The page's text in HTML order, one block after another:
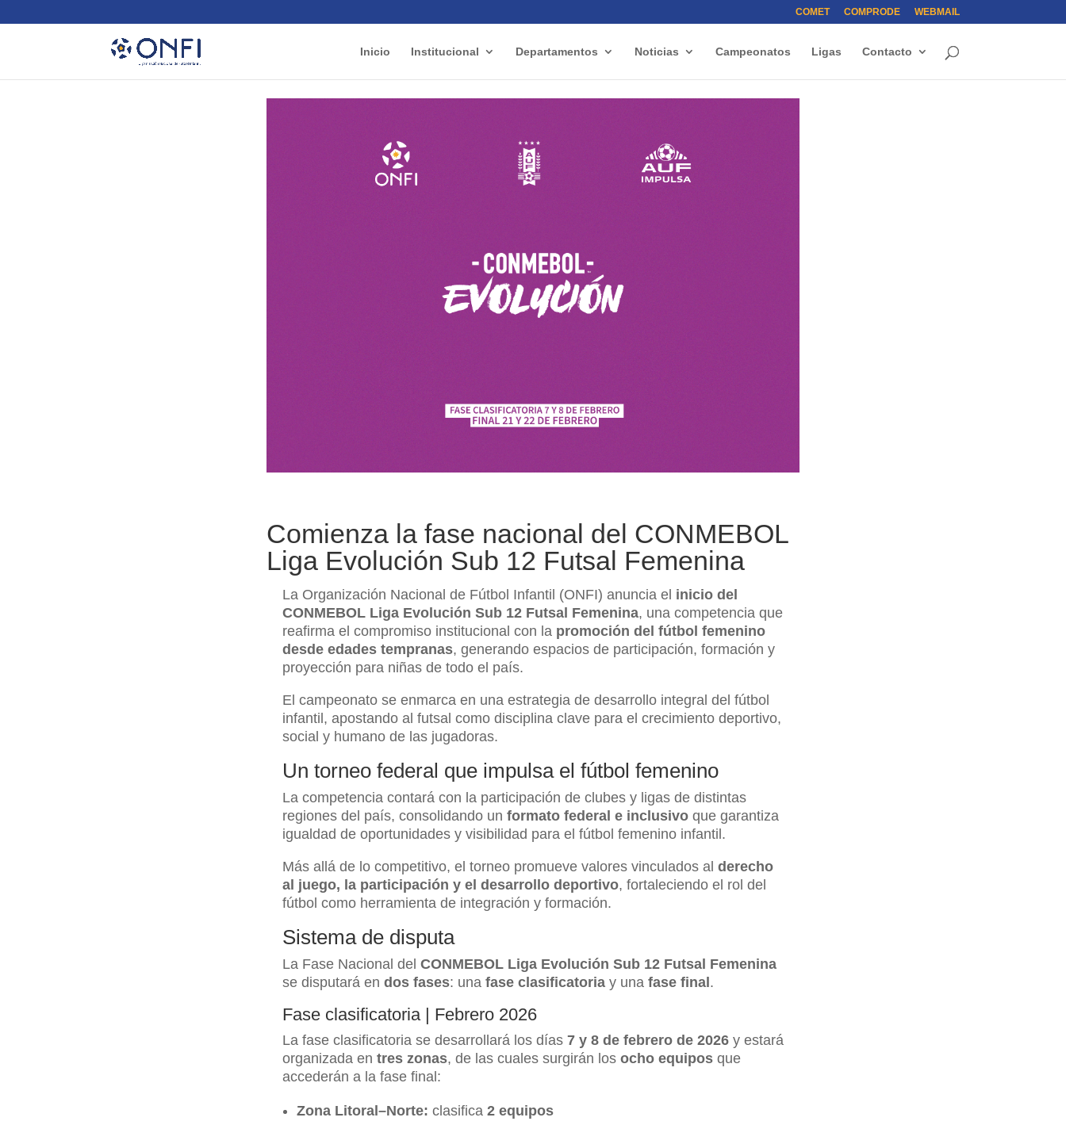
COMET COMPRODE WEBMAIL
Inicio Institucional Departamentos Noticias Campeonatos Ligas Contacto
Comienza la fase nacional del CONMEBOL
Liga Evolución Sub 12 Futsal Femenina
La Organización Nacional de Fútbol Infantil (ONFI) anuncia el inicio del
CONMEBOL Liga Evolución Sub 12 Futsal Femenina, una competencia que
reafirma el compromiso institucional con la promoción del fútbol femenino
desde edades tempranas, generando espacios de participación, formación y
proyección para niñas de todo el país.
El campeonato se enmarca en una estrategia de desarrollo integral del fútbol
infantil, apostando al futsal como disciplina clave para el crecimiento deportivo,
social y humano de las jugadoras.
Un torneo federal que impulsa el fútbol femenino
La competencia contará con la participación de clubes y ligas de distintas
regiones del país, consolidando un formato federal e inclusivo que garantiza
igualdad de oportunidades y visibilidad para el fútbol femenino infantil.
Más allá de lo competitivo, el torneo promueve valores vinculados al derecho
al juego, la participación y el desarrollo deportivo, fortaleciendo el rol del
fútbol como herramienta de integración y formación.
Sistema de disputa
La Fase Nacional del CONMEBOL Liga Evolución Sub 12 Futsal Femenina
se disputará en dos fases: una fase clasificatoria y una fase final.
Fase clasificatoria | Febrero 2026
La fase clasificatoria se desarrollará los días 7 y 8 de febrero de 2026 y estará
organizada en tres zonas, de las cuales surgirán los ocho equipos que
accederán a la fase final:
Zona Litoral–Norte: clasifica 2 equipos